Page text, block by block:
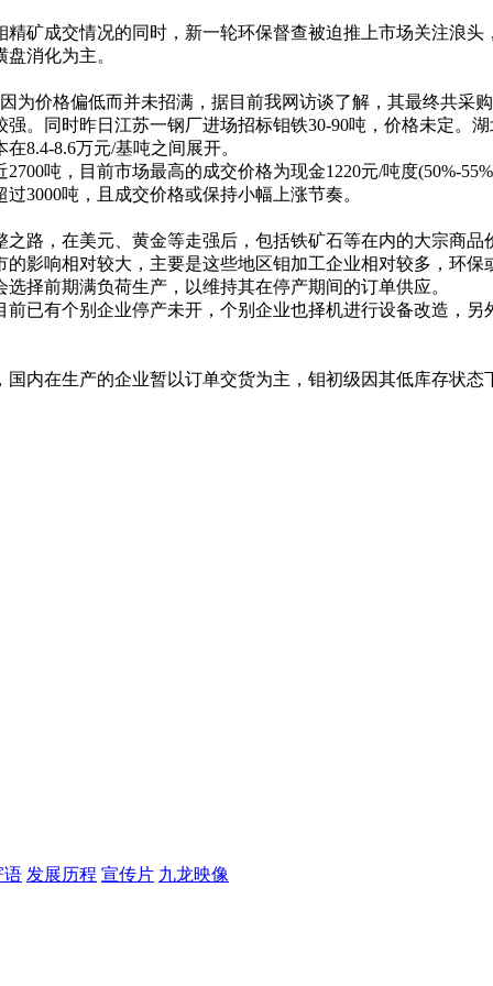
矿成交情况的同时，新一轮环保督查被迫推上市场关注浪
消化为主。
格偏低而并未招满，据目前我网访谈了解，其最终共采
。同时昨日江苏一钢厂进场招标钼铁30-90吨，价格未定。
8.4-8.6万元/基吨之间展开。
吨，目前市场最高的成交价格为现金1220元/吨度(50%-
3000吨，且成交价格或保持小幅上涨节奏。
，在美元、黄金等走强后，包括铁矿石等在内的大宗商品
响相对较大，主要是这些地区钼加工企业相对较多，环保
择前期满负荷生产，以维持其在停产期间的订单供应。
有个别企业停产未开，个别企业也择机进行设备改造，另
在生产的企业暂以订单交货为主，钼初级因其低库存状态
语 发展历程 宣传片 九龙映像